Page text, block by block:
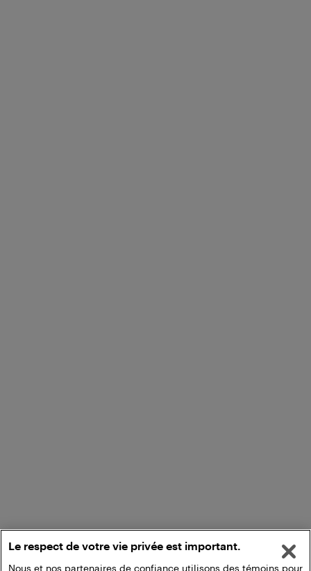
Le respect de votre vie privée est important.
Nous et nos partenaires de confiance utilisons des témoins pour